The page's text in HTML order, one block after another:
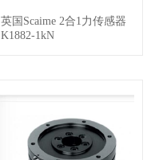
查看详情
英国Scaime 2合1力传感器
K1882-1kN